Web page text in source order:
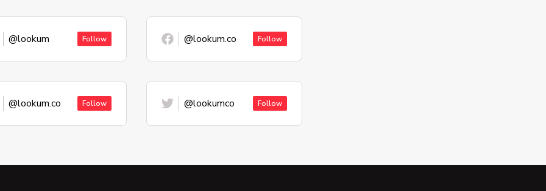
@lookum Follow @lookum.co Follow
@lookum.co Follow @lookumco Follow